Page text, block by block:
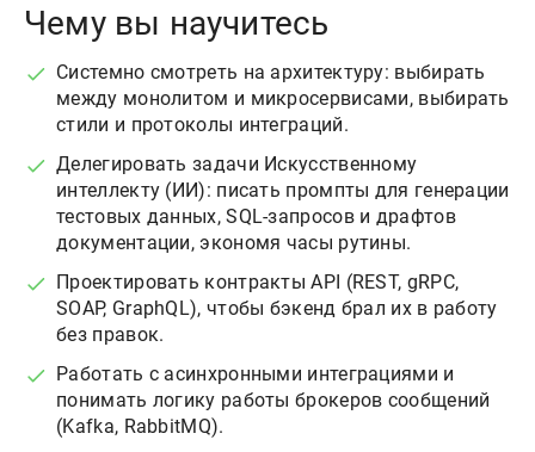
Чему вы научитесь
Системно смотреть на архитектуру: выбирать
между монолитом и микросервисами, выбирать
стили и протоколы интеграций.
Делегировать задачи Искусственному
интеллекту (ИИ): писать промпты для генерации
тестовых данных, SQL-запросов и драфтов
документации, экономя часы рутины.
Проектировать контракты API (REST, gRPC,
SOAP, GraphQL), чтобы бэкенд брал их в работу
без правок.
Работать с асинхронными интеграциями и
понимать логику работы брокеров сообщений
(Kafka, RabbitMQ).